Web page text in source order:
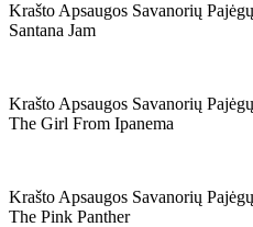
Krašto Apsaugos Savanorių
Santana Jam
Krašto Apsaugos Savanorių
The Girl From Ipanema
Krašto Apsaugos Savanorių
The Pink Panther